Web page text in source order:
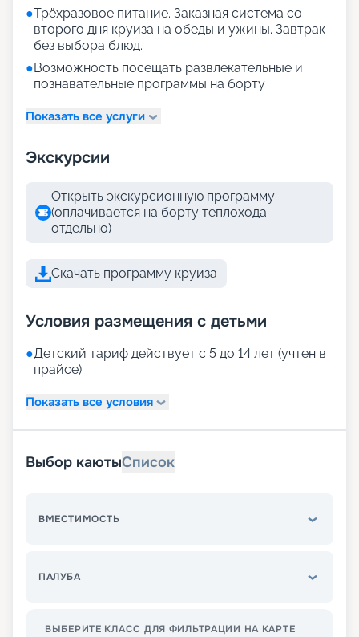
●Трёхразовое питание. Заказная система со
второго дня круиза на обеды и ужины. Завтрак
без выбора блюд.
●Возможность посещать развлекательные и
познавательные программы на борту
Показать все услуги
Экскурсии
Открыть экскурсионную программу
(оплачивается на борту теплохода
отдельно)
Скачать программу круиза
Условия размещения с детьми
●Детский тариф действует с 5 до 14 лет (учтен в
прайсе).
Показать все условия
Выбор каютыСписок
ВМЕСТИМОСТЬ
ПАЛУБА
ВЫБЕРИТЕ КЛАСС ДЛЯ ФИЛЬТРАЦИИ НА КАРТЕ